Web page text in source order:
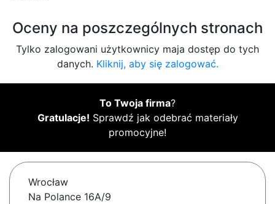
Oceny na poszczególnych stronach
Tylko zalogowani użytkownicy maja dostęp do tych
danych. Kliknij, aby się zalogować.
To Twoja firma?
Gratulacje! Sprawdź jak odebrać materiały
promocyjne!
Wrocław
Na Polance 16A/9